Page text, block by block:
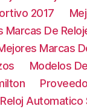
2017
Marcas De
Marcas
Modelos
Reloj Automatico